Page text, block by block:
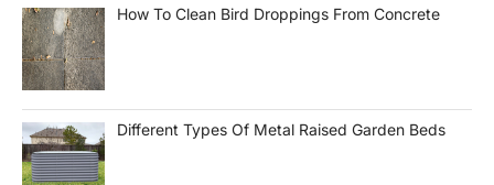
How To Clean Bird Droppings From Concrete
Different Types Of Metal Raised Garden Beds